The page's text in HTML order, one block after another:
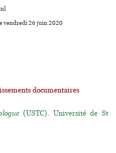
vendredi 26 juin 2020
documentaires
(USTC). Université de St